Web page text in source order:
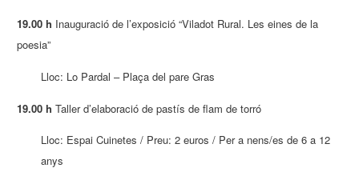
19.00 h Inauguració de l’exposició “Viladot Rural. Les eines de la
poesia”
Lloc: Lo Pardal – Plaça del pare Gras
19.00 h Taller d’elaboració de pastís de flam de torró
Lloc: Espai Cuinetes / Preu: 2 euros / Per a nens/es de 6 a 12
anys